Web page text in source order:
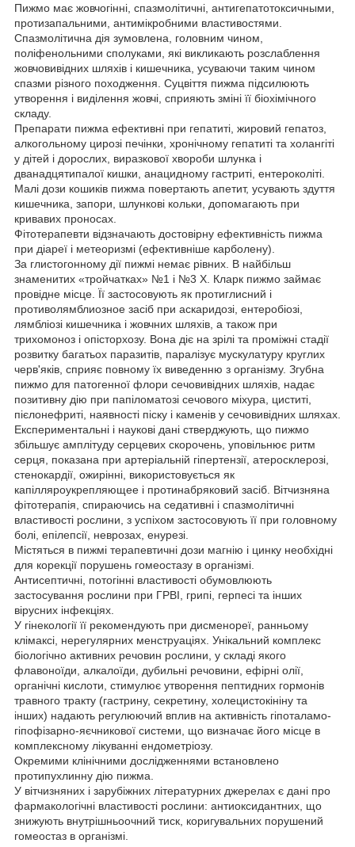
Пижмо має жовчогінні, спазмолітичні, антигепатотоксичными,
протизапальними, антимікробними властивостями.
Спазмолітична дія зумовлена, головним чином,
поліфенольними сполуками, які викликають розслаблення
жовчовивідних шляхів і кишечника, усуваючи таким чином
спазми різного походження. Суцвіття пижма підсилюють
утворення і виділення жовчі, сприяють зміні її біохімічного
складу.
Препарати пижма ефективні при гепатиті, жировий гепатоз,
алкогольному цирозі печінки, хронічному гепатиті та холангіті
у дітей і дорослих, виразкової хвороби шлунка і
дванадцятипалої кишки, анацидному гастриті, ентероколіті.
Малі дози кошиків пижма повертають апетит, усувають здуття
кишечника, запори, шлункові кольки, допомагають при
кривавих проносах.
Фітотерапевти відзначають достовірну ефективність пижма
при діареї і метеоризмі (ефективніше карболену).
За глистогонному дії пижмі немає рівних. В найбільш
знаменитих «тройчатках» №1 і №3 Х. Кларк пижмо займає
провідне місце. Її застосовують як протиглисний і
противолямблиозное засіб при аскаридозі, ентеробіозі,
лямбліозі кишечника і жовчних шляхів, а також при
трихомоноз і опісторхозу. Вона діє на зрілі та проміжні стадії
розвитку багатьох паразитів, паралізує мускулатуру круглих
черв'яків, сприяє повному їх виведенню з організму. Згубна
пижмо для патогенної флори сечовивідних шляхів, надає
позитивну дію при папіломатозі сечового міхура, циститі,
пієлонефриті, наявності піску і каменів у сечовивідних шляхах.
Експериментальні і наукові дані стверджують, що пижмо
збільшує амплітуду серцевих скорочень, уповільнює ритм
серця, показана при артеріальній гіпертензії, атеросклерозі,
стенокардії, ожирінні, використовується як
капілляроукрепляющее і протинабряковий засіб. Вітчизняна
фітотерапія, спираючись на седативні і спазмолітичні
властивості рослини, з успіхом застосовують її при головному
болі, епілепсії, неврозах, енурезі.
Містяться в пижмі терапевтичні дози магнію і цинку необхідні
для корекції порушень гомеостазу в організмі.
Антисептичні, потогінні властивості обумовлюють
застосування рослини при ГРВІ, грипі, герпесі та інших
вірусних інфекціях.
У гінекології її рекомендують при дисменореї, ранньому
клімаксі, нерегулярних менструаціях. Унікальний комплекс
біологічно активних речовин рослини, у складі якого
флавоноїди, алкалоїди, дубильні речовини, ефірні олії,
органічні кислоти, стимулює утворення пептидних гормонів
травного тракту (гастрину, секретину, холецистокініну та
інших) надають регулюючий вплив на активність гіпоталамо-
гіпофізарно-яєчникової системи, що визначає його місце в
комплексному лікуванні ендометріозу.
Окремими клінічними дослідженнями встановлено
протипухлинну дію пижма.
У вітчизняних і зарубіжних літературних джерелах є дані про
фармакологічні властивості рослини: антиоксидантних, що
знижують внутрішньоочний тиск, коригувальних порушений
гомеостаз в організмі.